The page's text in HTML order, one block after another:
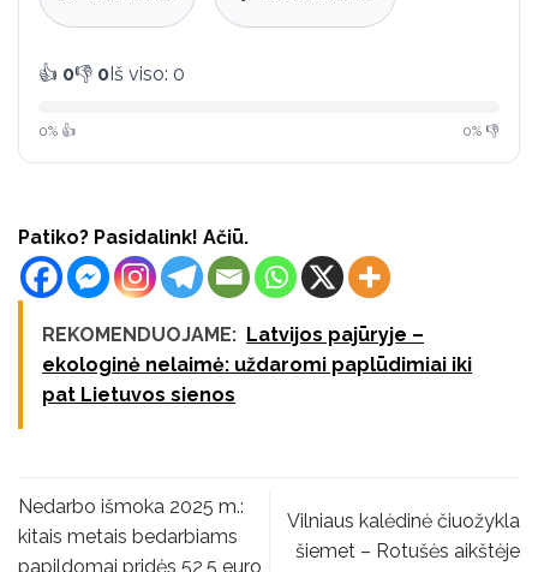
👍 0👎 0Iš viso: 0
0% 👍 0% 👎
Patiko? Pasidalink! Ačiū.
REKOMENDUOJAME: Latvijos pajūryje –
ekologinė nelaimė: uždaromi paplūdimiai iki
pat Lietuvos sienos
Nedarbo išmoka 2025 m.:
kitais metais bedarbiams
papildomai pridės 52,5 euro
Vilniaus kalėdinė čiuožykla
šiemet – Rotušės aikštėje